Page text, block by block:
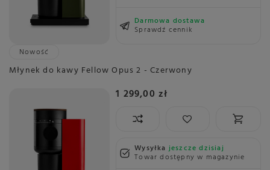
Darmowa dostawa
Sprawdź cennik
Nowość
Młynek do kawy Fellow Opus 2 - Czerwony
1 299,00 zł
Wysyłkajeszcze dzisiaj
Towar dostępny w magazynie